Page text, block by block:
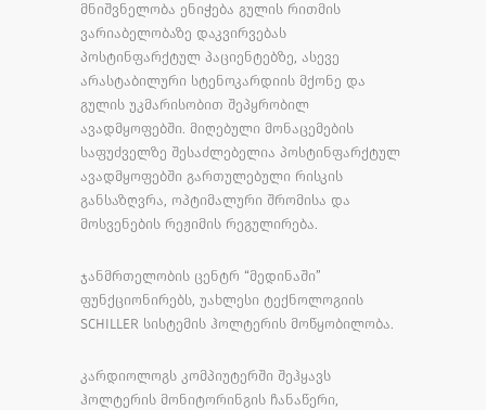
მნიშვნელობა ენიჭება გულის რითმის
ვარიაბელობაზე დაკვირვებას
პოსტინფარქტულ პაციენტებზე, ასევე
არასტაბილური სტენოკარდიის მქონე და
გულის უკმარისობით შეპყრობილ
ავადმყოფებში. მიღებული მონაცემების
საფუძველზე შესაძლებელია პოსტინფარქტულ
ავადმყოფებში გართულებული რისკის
განსაზღვრა, ოპტიმალური შრომისა და
მოსვენების რეჟიმის რეგულირება.
ჯანმრთელობის ცენტრ “მედინაში”
ფუნქციონირებს, უახლესი ტექნოლოგიის
SCHILLER სისტემის ჰოლტერის მოწყობილობა.
კარდიოლოგს კომპიუტერში შეჰყავს
ჰოლტერის მონიტორინგის ჩანაწერი,